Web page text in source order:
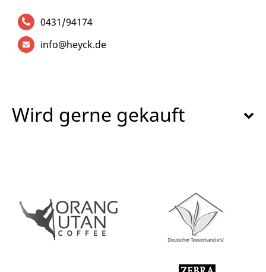
0431/94174
info@heyck.de
Wird gerne gekauft